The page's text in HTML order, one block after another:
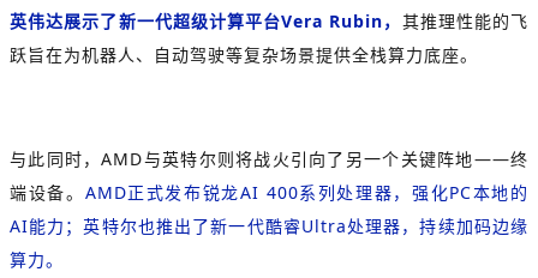
英伟达展示了新一代超级计算平台Vera Rubin， 其推理性能的飞
跃旨在为机器人、自动驾驶等复杂场景提供全栈算力底座。
与此同时，AMD与英特尔则将战火引向了另一个关键阵地——终
端设备。 AMD正式发布锐龙AI 400系列处理器，强化PC本地的
AI能力；英特尔也推出了新一代酷睿Ultra处理器，持续加码边缘
算力。